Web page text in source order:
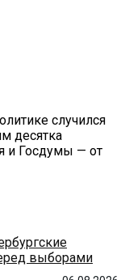
выборами
случился
десятка
и Госдумы — от